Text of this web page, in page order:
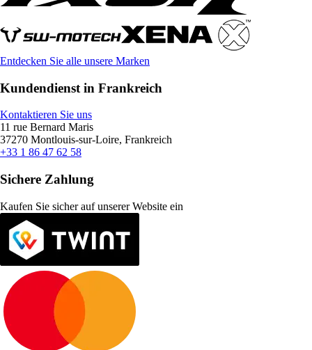
Entdecken Sie alle unsere Marken
Kundendienst in Frankreich
Kontaktieren Sie uns
11 rue Bernard Maris
37270 Montlouis-sur-Loire, Frankreich
+33 1 86 47 62 58
Sichere Zahlung
Kaufen Sie sicher auf unserer Website ein